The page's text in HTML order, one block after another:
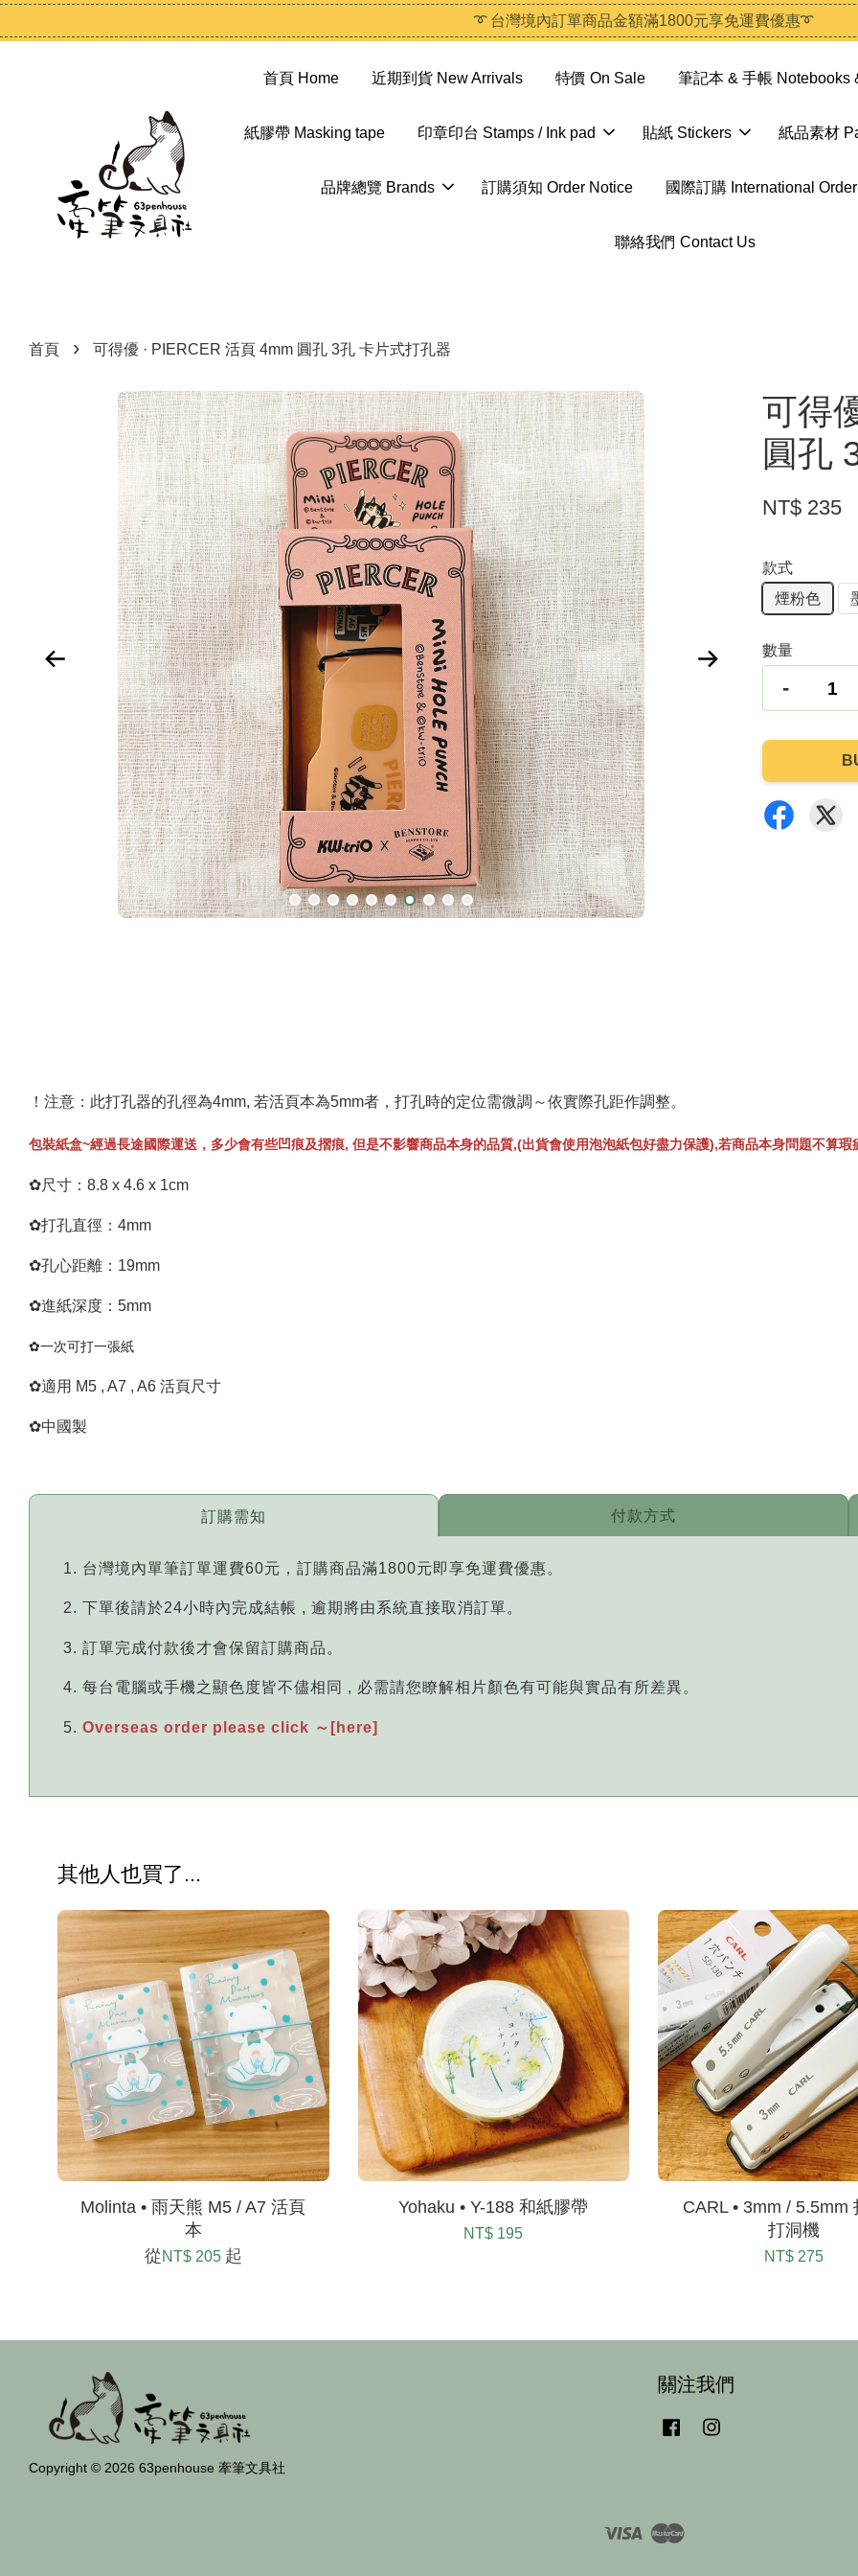
➰ 台灣境內訂單商品金額滿1800元享免運費優惠➰
首頁 Home 近期到貨 New Arrivals 特價 On Sale 筆記本 & 手帳 Notebooks
紙膠帶 Masking tape 印章印台 Stamps / Ink pad 貼紙 Stickers 紙品素材
品牌總覽 Brands 訂購須知 Order Notice 國際訂購 International Order
聯絡我們 Contact Us
首頁 › 可得優 · PIERCER 活頁 4mm 圓孔 3孔 卡片式打孔器
可得
圓孔
NT$ 235
款式
煙粉色
數量
-
！注意：此打孔器的孔徑為4mm, 若活頁本為5mm者，打孔時的定位需微調～依實際孔距作調整。
包裝紙盒~經過長途國際運送，多少會有些凹痕及摺痕, 但是不影響商品本身的品質,(出貨會使用泡泡紙包好盡力保護),若商品本身問題不算
✿尺寸：8.8 x 4.6 x 1cm
✿打孔直徑：4mm
✿孔心距離：19mm
✿進紙深度：5mm
✿一次可打一張紙
✿適用 M5 , A7 , A6 活頁尺寸
✿中國製
訂購需知
台灣境內單筆訂單運費60元，訂購商品滿1800元即享免運費優惠。
下單後請於24小時內完成結帳 , 逾期將由系統直接取消訂單。
訂單完成付款後才會保留訂購商品。
每台電腦或手機之顯色度皆不儘相同 , 必需請您瞭解相片顏色有可能與實品有所差異。
Overseas order please click ～[here]
付款方式
其他人也買了...
Molinta • 雨天熊 M5 / A7 活頁
本
從NT$ 205 起
Yohaku • Y-188 和紙膠帶
NT$ 195
CARL • 3mm / 5.5mm
打洞機
NT$ 275
Copyright © 2026 63penhouse 牽筆文具社
關注我們
Facebook
Visa Master